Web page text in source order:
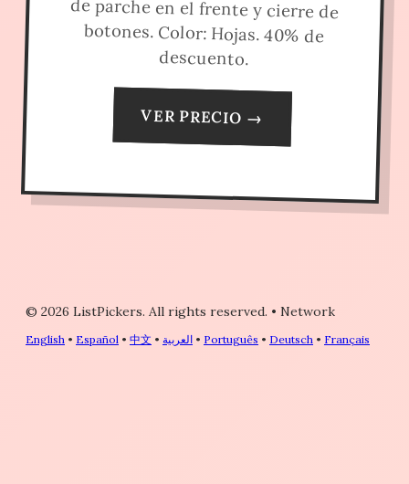
descuento.
VER PRECIO →
© 2026 ListPickers. All rights reserved. • Network
English • Español • 中文 • العربية • Português • Deutsch • Français